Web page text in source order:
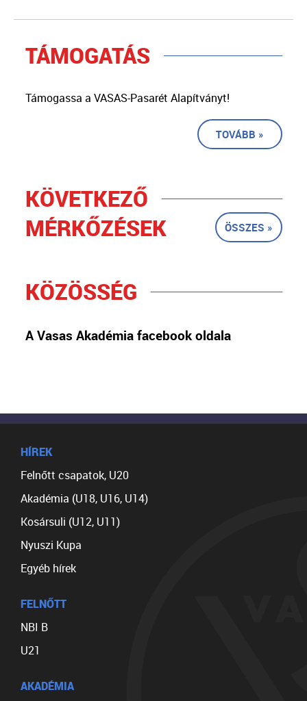
TÁMOGATÁS
Támogassa a VASAS-Pasarét Alapítványt!
TOVÁBB »
KÖVETKEZŐ
MÉRKŐZÉSEK
ÖSSZES »
KÖZÖSSÉG
A Vasas Akadémia facebook oldala
HÍREK
Felnőtt csapatok, U20
Akadémia (U18, U16, U14)
Kosársuli (U12, U11)
Nyuszi Kupa
Egyéb hírek
FELNŐTT
NBI B
U21
AKADÉMIA